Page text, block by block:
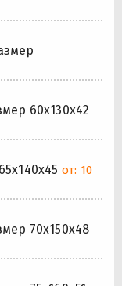
60x130x42
от: 10
70x150x48